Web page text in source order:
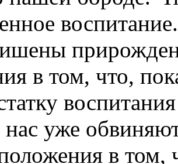
в том, что,
нас уже
в том,